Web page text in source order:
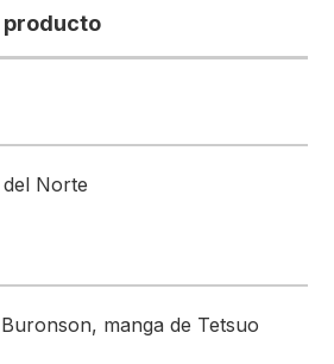
producto
Norte
manga de Tetsuo